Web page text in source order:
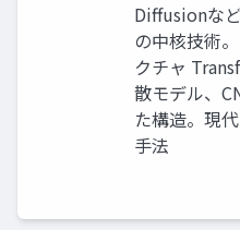
Diffusionな
の中核技術
クチャ
散モデル、
た構造。現
手法